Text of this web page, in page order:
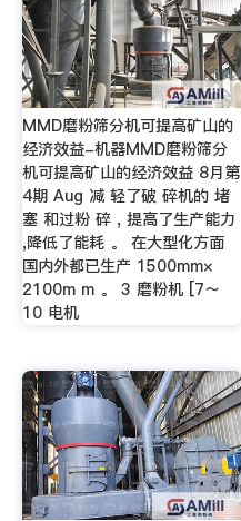
MMD磨粉筛分机可提高矿山的
经济效益-机器MMD磨粉筛分
机可提高矿山的经济效益 8月第
4期 Aug 减 轻了破 碎机的 堵
塞 和过粉 碎 , 提高了生产能力
,降低了能耗 。 在大型化方面
国内外都已生产 1500mm×
2100m m 。 3 磨粉机 [7～
10 电机